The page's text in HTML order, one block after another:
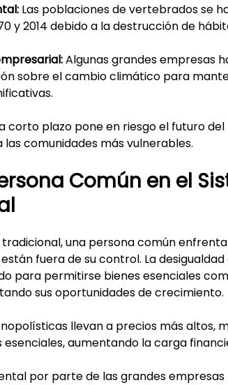
Las poblaciones de vertebrados se
y 2014 debido a la destrucción de
Algunas grandes empresas
sobre el cambio climático para
corto plazo pone en riesgo el futuro
comunidades más vulnerables.
Común en el
una persona común
fuera de su control. La
para permitirse bienes esenciales
sus oportunidades de crecimiento.
llevan a precios más altos,
esenciales, aumentando la carga
por parte de las grandes